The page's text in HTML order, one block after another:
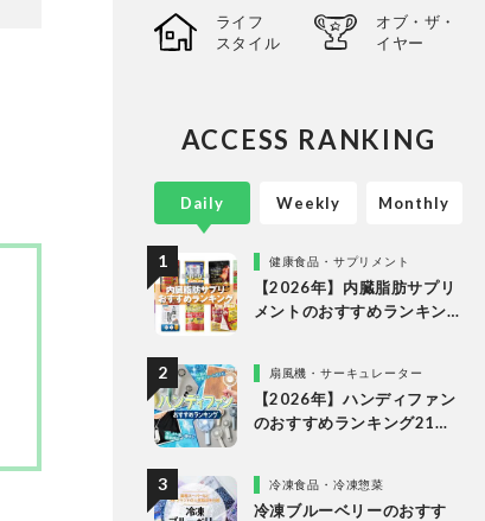
ライフ
スタイル
オブ・ザ・
イヤー
ACCESS RANKING
Daily
健康食品・サプリメント
【2026年】内臓脂肪サプリ
メントのおすすめランキン
扇風機・サーキュレーター
【2026年】ハンディファン
のおすすめランキング21
比較冷凍食品・冷凍惣菜
冷凍ブルーベリーのおすす
Weekly Monthly